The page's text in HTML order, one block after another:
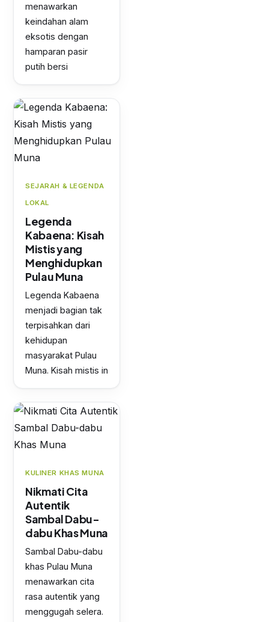
menawarkan
keindahan alam
eksotis dengan
hamparan pasir
putih bersi
SEJARAH & LEGENDA
LOKAL
Legenda
Kabaena: Kisah
Mistis yang
Menghidupkan
Pulau Muna
Legenda Kabaena
menjadi bagian tak
terpisahkan dari
kehidupan
masyarakat Pulau
Muna. Kisah mistis in
KULINER KHAS MUNA
Nikmati Cita
Autentik
Sambal Dabu-
dabu Khas Muna
Sambal Dabu-dabu
khas Pulau Muna
menawarkan cita
rasa autentik yang
menggugah selera.